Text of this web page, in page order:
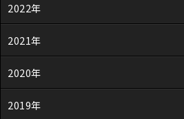
2022年
2021年
2020年
2019年